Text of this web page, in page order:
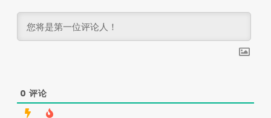
0 评论